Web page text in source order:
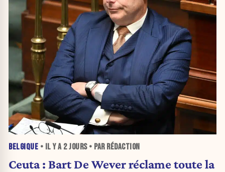
BELGIQUE • IL Y A 2 JOURS• PAR RÉDACTION
Ceuta : Bart De Wever réclame toute la